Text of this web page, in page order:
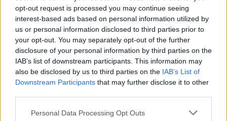
opt-out request is processed you may continue seeing
interest-based ads based on personal information utilized by
us or personal information disclosed to third parties prior to
your opt-out. You may separately opt-out of the further
disclosure of your personal information by third parties on the
IAB’s list of downstream participants. This information may
also be disclosed by us to third parties on the IAB’s List of
Downstream Participants that may further disclose it to other
Personal Data Processing Opt Outs